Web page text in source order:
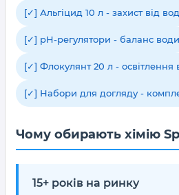
[✓] Альгіцид 10 л - захист від
[✓] pH-регулятори - баланс води
[✓] Флокулянт 20 л - освітлення
[✓] Набори для догляду -
Чому обирають хімію
15+ років на ринку